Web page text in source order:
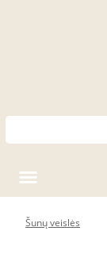
Šunų veislės